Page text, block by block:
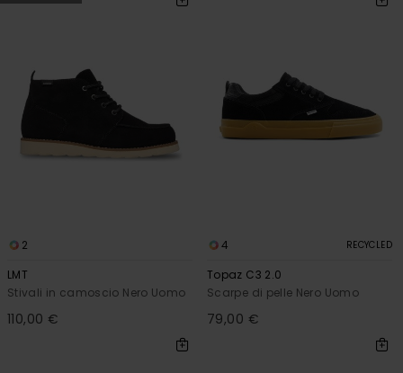
2
LMT
Stivali in camoscio Nero Uomo
110,00 €
4 RECYCLED
Topaz C3 2.0
Scarpe di pelle Nero Uomo
79,00 €